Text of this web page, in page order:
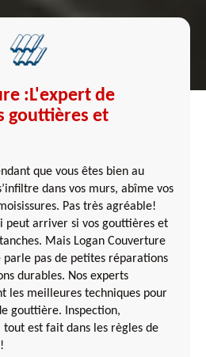
:L'expert de
gouttières et
que vous êtes bien au
dans vos murs, abîme vos
Pas très agréable!
peut arriver si vos gouttières et
Mais Logan Couverture
parle pas de petites réparations
durables. Nos experts
les meilleures techniques pour
gouttière. Inspection,
est fait dans les règles de